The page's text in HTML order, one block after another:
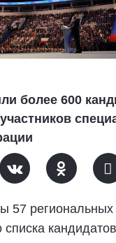
более 600
57 региональных